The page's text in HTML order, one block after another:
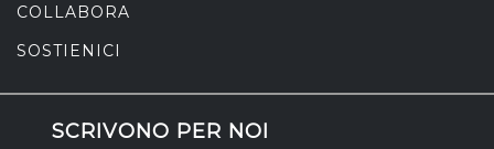
COLLABORA
SOSTIENICI
SCRIVONO PER NOI